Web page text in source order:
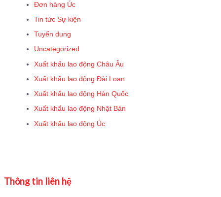
Đơn hàng Úc
Tin tức Sự kiện
Tuyển dụng
Uncategorized
Xuất khẩu lao động Châu Âu
Xuất khẩu lao động Đài Loan
Xuất khẩu lao động Hàn Quốc
Xuất khẩu lao động Nhật Bản
Xuất khẩu lao động Úc
Thông tin liên hệ